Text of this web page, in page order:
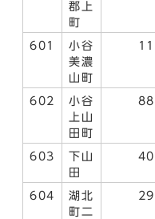
郡上
町
601
小谷
美濃
山町
11
602
小谷
上山
田町
88
603
下山
田
40
604
湖北
町二
29